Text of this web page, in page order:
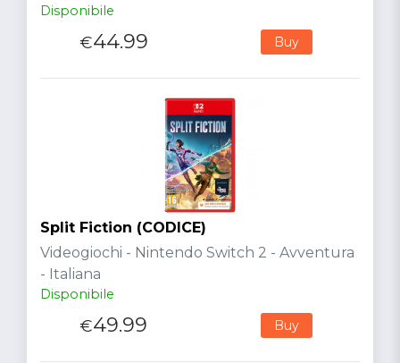
Disponibile
€44.99 Buy
Split Fiction (CODICE)
Videogiochi - Nintendo Switch 2 - Avventura
- Italiana
Disponibile
€49.99 Buy